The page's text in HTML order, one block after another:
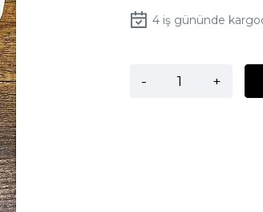
4 iş gününde
- +